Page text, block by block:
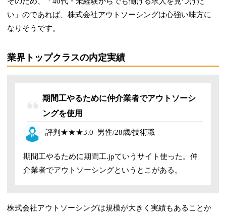
い」のであれば、株式会社アウトソーシングは心強い味方に
なりそうです。
業界トップクラスの内定実績
期間工やるために仲介業者でアウトソーシ
ングを使用
評判 ★★★3.0 男性/28歳/技術職
期間工やるために期間工.jpていうサイト使った。仲
介業者でアウトソーシングというとこがある。
株式会社アウトソーシングは規模が大きく実績もあることか